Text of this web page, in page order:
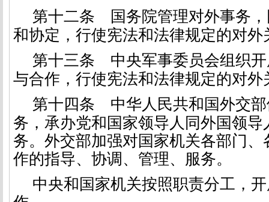
第十二条 国务院管理对外事务
和协定，行使宪法和法律规定的对外
第十三条 中央军事委员会组织
与合作，行使宪法和法律规定的对外
第十四条 中华人民共和国外交
务，承办党和国家领导人同外国领导
务。外交部加强对国家机关各部门、
作的指导、协调、管理、服务。
中央和国家机关按照职责分工，